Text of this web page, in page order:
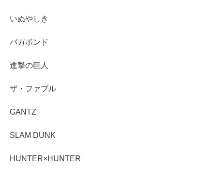
いぬやしき
バガボンド
進撃の巨人
ザ・ファブル
GANTZ
SLAM DUNK
HUNTER×HUNTER